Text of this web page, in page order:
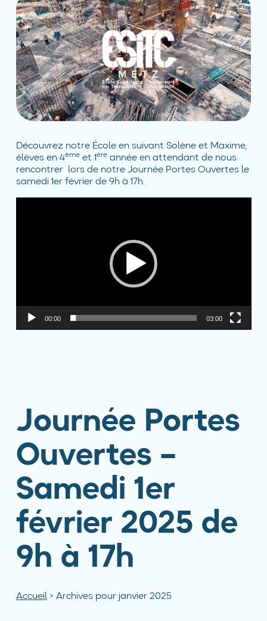
Découvrez notre École en suivant Solène et Maxime,
élèves en 4èmeet 1èreannée en attendant de nous
rencontrer lors de notre Journée Portes Ouvertes le
samedi 1er février de 9h à 17h.
00:00 03:00
Journée Portes
Ouvertes –
Samedi 1er
février 2025 de
9h à 17h
Accueil> Archives pour janvier 2025